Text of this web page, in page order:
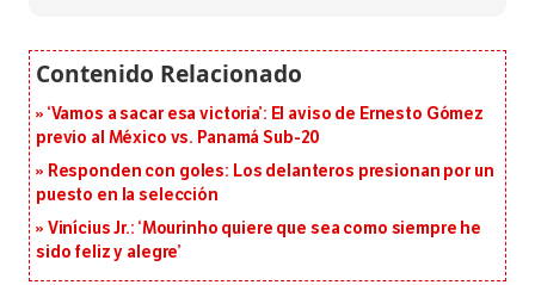
‘Vamos a sacar esa victoria’: El aviso de Ernesto Gómez
previo al México vs. Panamá Sub-20
Responden con goles: Los delanteros presionan por un
puesto en la selección
Vinícius Jr.: ‘Mourinho quiere que sea como siempre he
sido feliz y alegre’